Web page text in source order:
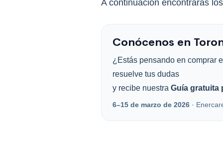
A continuación encontrarás
Conócenos en
¿Estás pensando en comprar
resuelve tus dudas
y recibe nuestra Guía gratuita
6–15 de marzo de 2026 ·